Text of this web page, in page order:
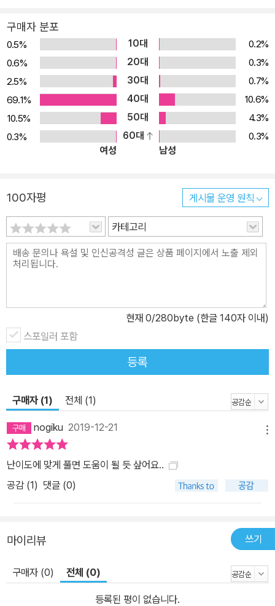
구매자 분포
0.5% 10대
0.2%
0.6%
20대
0.3%
2.5%
30대
0.7%
69.1%
40대
10.6%
10.5%
50대
4.3%
0.3%
60대
0.3%
여성
남성
100자평 게시물 운영 원칙
카테고리
현재 0/280byte (한글 140자 이내)
스포일러 포함
등록
구매자 (1) 전체 (1)
nogiku 2019-12-21
난이도에 맞게 풀면 도움이 될 듯 샆어요..
공감 (1) 댓글 (0)
마이리뷰 쓰기
구매자 (0) 전체 (0)
등록된 평이 없습니다.